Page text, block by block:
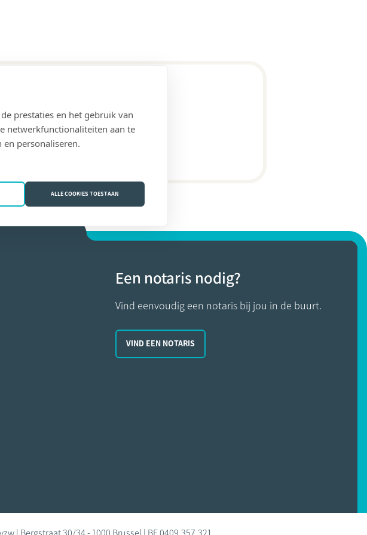
Een notaris nodig?
Vind eenvoudig een notaris bij jou in de buurt.
VIND EEN NOTARIS
prestaties en het gebruik van
netwerkfunctionaliteiten aan te
personaliseren.
ALLE COOKIES TOESTAAN